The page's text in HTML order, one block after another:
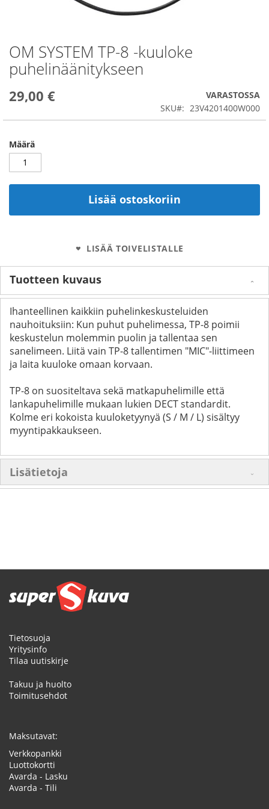
OM SYSTEM TP-8 -kuuloke
puhelinäänitykseen
29,00 €
VARASTOSSA
SKU
23V4201400W000
Määrä
Lisää ostoskoriin
LISÄÄ TOIVELISTALLE
Skip
to
the
of
Tuotteen kuvaus
Ihanteellinen kaikkiin puhelinkeskusteluiden
nauhoituksiin: Kun puhut puhelimessa, TP‑8 poimii
keskustelun molemmin puolin ja tallentaa sen
sanelimeen. Liitä vain TP‑8 tallentimen "MIC"‑liittimeen
ja laita kuuloke omaan korvaan.
TP‑8 on suositeltava sekä matkapuhelimille että
lankapuhelimille mukaan lukien DECT standardit.
Kolme eri kokoista kuuloketyynyä (S / M / L) sisältyy
myyntipakkaukseen.
Lisätietoja
Tietosuoja
Yritysinfo
Tilaa uutiskirje
Takuu ja huolto
Toimitusehdot
Maksutavat:
Verkkopankki
Luottokortti
Avarda - Lasku
Avarda - Tili